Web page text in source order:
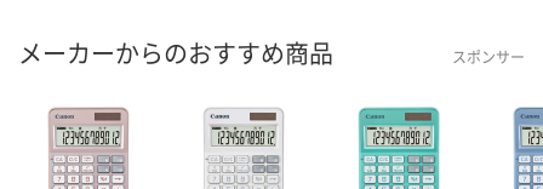
メーカーからのおすすめ商品 スポンサー